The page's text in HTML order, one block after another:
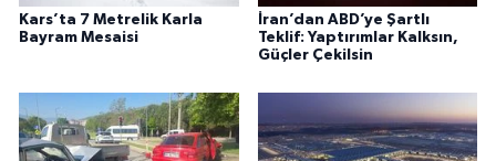
Kars’ta 7 Metrelik Karla
Bayram Mesaisi
İran’dan ABD’ye Şartlı
Teklif: Yaptırımlar Kalksın,
Güçler Çekilsin